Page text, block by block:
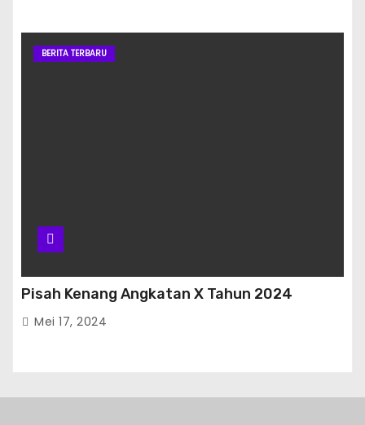
BERITA TERBARU
Pisah Kenang Angkatan X Tahun 2024
Mei 17, 2024